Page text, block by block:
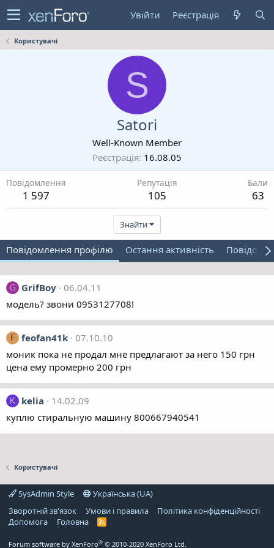
Увійти Реєстрація
Користувачі
S
Satori
Well-Known Member
Реєстрація 16.08.05
Повідомлення
1 597
Репутація
105
Бали
63
Знайти
Повідомлення профілю Остання активність
G GrifBoy 06.04.11
модель? звони 0953127708!
F feofan41k 07.10.10
моник пока не продал мне предлагают за него 150 грн
цена ему промерно 200 грн
K kelia
14.02.09
куплю стиральную машину 800667940541
Користувачі
SysAdmin Style
Українська (UA)
Зворотній зв'язок
Умови і правила
Політика конфіденційності
Дoпoмoга
Головна
R
Forum software by XenForo® © 2010-2020 XenForo Ltd.